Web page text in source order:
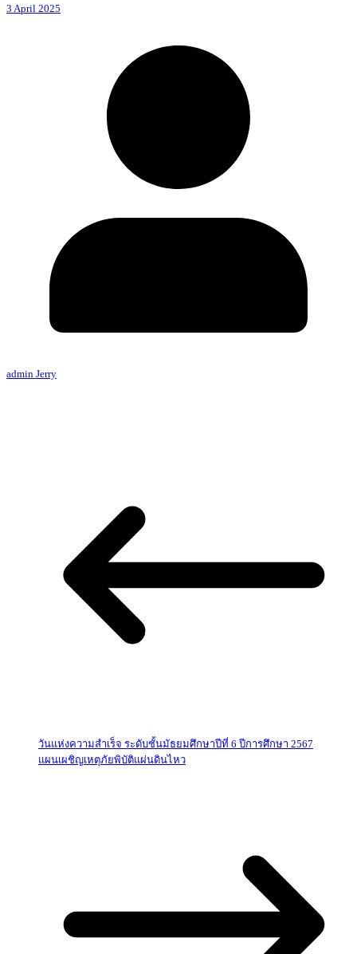
3 April 2025
admin Jerry
วันแห่งความสำเร็จ ระดับชั้นมัธยมศึกษาปีที่ 6 ปีการศึกษา 2567
แผนเผชิญเหตุภัยพิบัติแผ่นดินไหว